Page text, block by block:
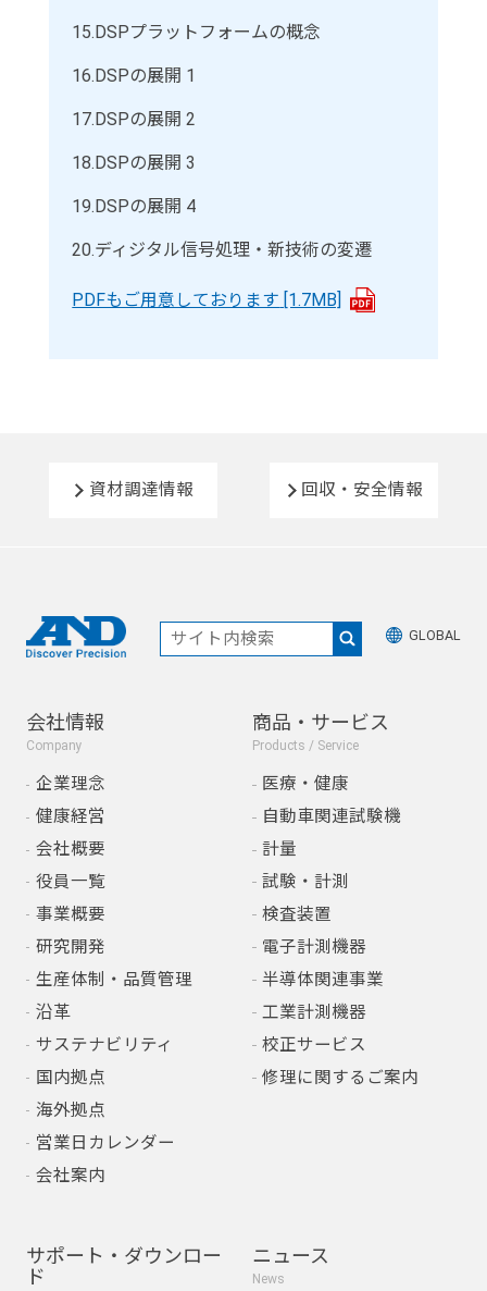
15.DSPプラットフォームの概念
16.DSPの展開 1
17.DSPの展開 2
18.DSPの展開 3
19.DSPの展開 4
20.ディジタル信号処理・新技術の変遷
PDFもご用意しております [1.7MB]
資材調達情報 回収・安全情報
GLOBAL
会社情報
Company
企業理念
健康経営
会社概要
役員一覧
事業概要
研究開発
生産体制・品質管理
沿革
サステナビリティ
国内拠点
海外拠点
営業日カレンダー
会社案内
商品・サービス
Products / Service
医療・健康
自動車関連試験機
計量
試験・計測
検査装置
電子計測機器
半導体関連事業
工業計測機器
校正サービス
修理に関するご案内
サポート・ダウンロー
ド
ニュース
News